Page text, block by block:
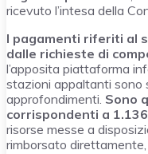
ricevuto l’intesa della
I pagamenti riferiti al
dalle richieste di
l’apposita piattaforma
stazioni appaltanti sono
approfondimenti. Sono
corrispondenti a
risorse messe a
rimborsato